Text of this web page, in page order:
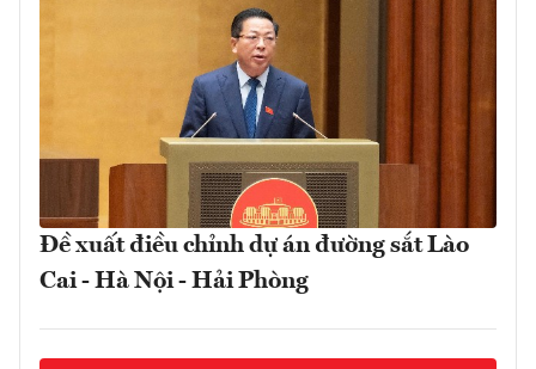
Đề xuất điều chỉnh dự án đường sắt Lào
Cai - Hà Nội - Hải Phòng